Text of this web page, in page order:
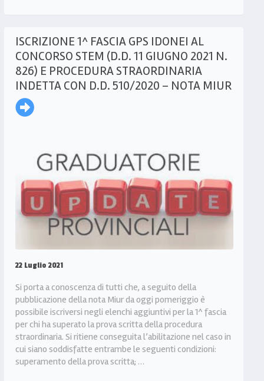
ISCRIZIONE 1^ FASCIA GPS IDONEI AL
CONCORSO STEM (D.D. 11 GIUGNO 2021 N.
826) E PROCEDURA STRAORDINARIA
INDETTA CON D.D. 510/2020 – NOTA MIUR
22 Luglio 2021
Si porta a conoscenza di tutti che, a seguito della
pubblicazione della nota Miur da oggi pomeriggio è
possibile iscriversi negli elenchi aggiuntivi per la 1^ fascia
per chi ha superato la prova scritta della procedura
straordinaria. Si ritiene conseguita l’abilitazione nel caso in
cui siano soddisfatte entrambe le seguenti condizioni:
superamento della prova scritta; …